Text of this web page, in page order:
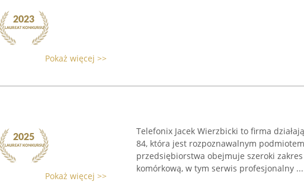
Pokaż więcej >>
Pokaż więcej >>
Telefonix Jacek Wierzbicki to firma
84, która jest rozpoznawalnym
przedsiębiorstwa obejmuje szeroki
komórkową, w tym serwis profesjonalny ...